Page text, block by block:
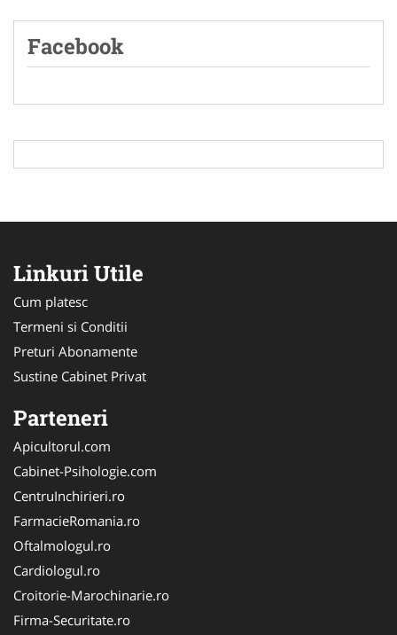
Facebook
Linkuri Utile
Cum platesc
Termeni si Conditii
Preturi Abonamente
Sustine Cabinet Privat
Parteneri
Apicultorul.com
Cabinet-Psihologie.com
CentruInchirieri.ro
FarmacieRomania.ro
Oftalmologul.ro
Cardiologul.ro
Croitorie-Marochinarie.ro
Firma-Securitate.ro